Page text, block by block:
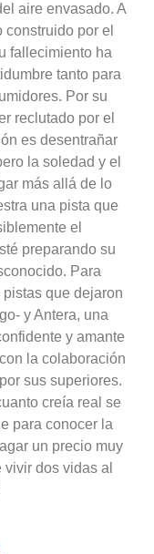
aire envasado. A
por el
fallecimiento ha
tanto para
Por su
reclutado por el
es desentrañar
la soledad y el
más allá de lo
una pista que
el
preparando su
Para
que dejaron
y Antera, una
y amante
la colaboración
sus superiores.
creía real se
para conocer la
un precio muy
dos vidas al